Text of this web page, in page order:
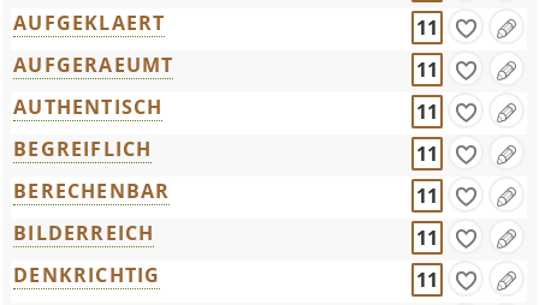
AUFGEKLAERT
11
AUFGERAEUMT
11
AUTHENTISCH
11
BEGREIFLICH
11
BERECHENBAR
11
BILDERREICH
11
DENKRICHTIG
11